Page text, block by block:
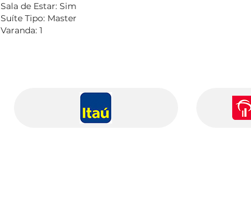
Sala de Estar: Sim
Suíte Tipo: Master
Varanda: 1